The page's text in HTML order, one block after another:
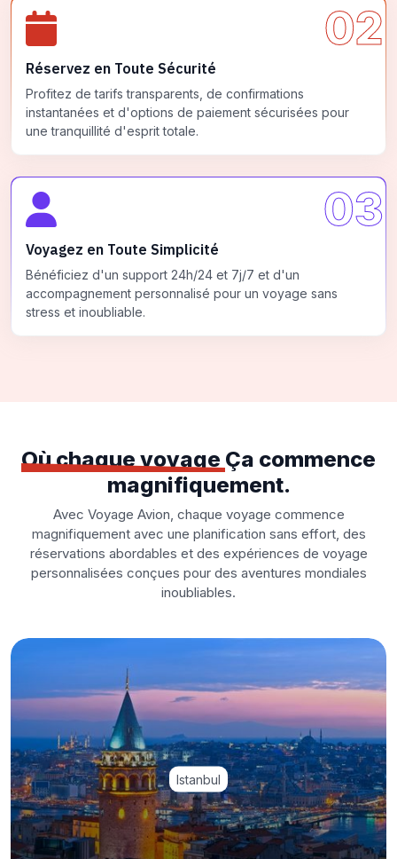
02
Réservez en Toute Sécurité
Profitez de tarifs transparents, de confirmations
instantanées et d'options de paiement sécurisées pour
une tranquillité d'esprit totale.
03
Voyagez en Toute Simplicité
Bénéficiez d'un support 24h/24 et 7j/7 et d'un
accompagnement personnalisé pour un voyage sans
stress et inoubliable.
Où chaque voyage Ça commence
magnifiquement.
Avec Voyage Avion, chaque voyage commence
magnifiquement avec une planification sans effort, des
réservations abordables et des expériences de voyage
personnalisées conçues pour des aventures mondiales
inoubliables.
Istanbul